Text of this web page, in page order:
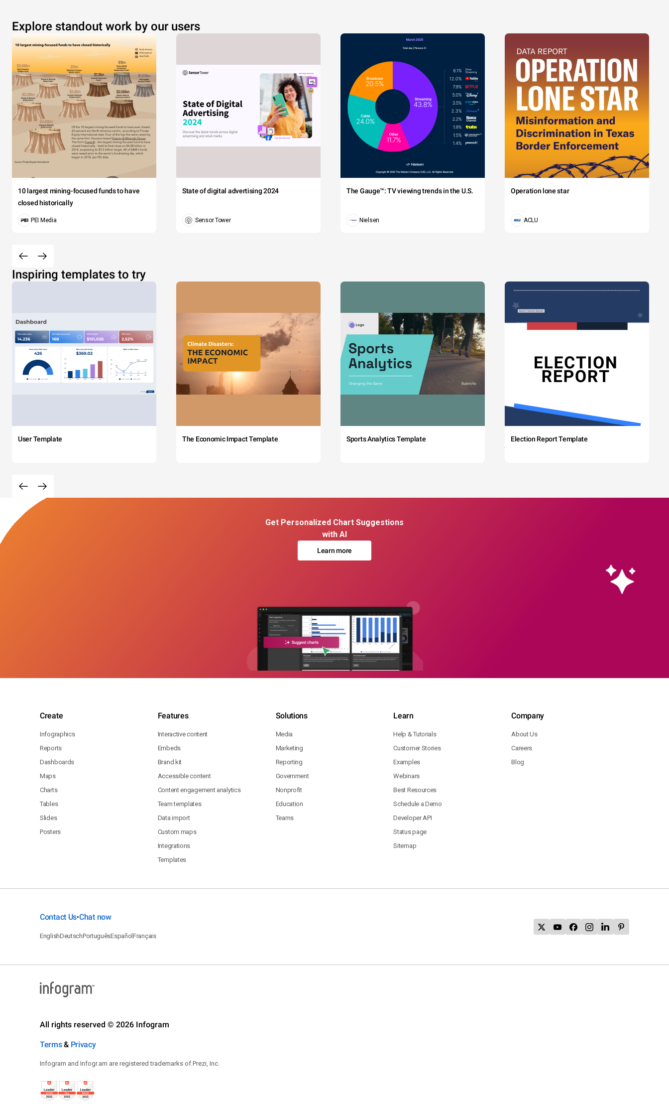
Explore standout work by our users
10 largest mining-focused funds to have
closed historically
PEI Media
State of digital advertising 2024
Sensor Tower
The Gauge™: TV viewing trends in the U.S.
Nielsen
Operation lone star
ACLU
Inspiring templates to try
User Template The Economic Impact Template Sports Analytics Template Election Report Template
Get Personalized Chart Suggestions
with AI
Learn more
Create
Infographics
Reports
Dashboards
Maps
Charts
Tables
Slides
Posters
Features
Interactive content
Embeds
Brand kit
Accessible content
Content engagement analytics
Team templates
Data import
Custom maps
Integrations
Templates
Solutions
Media
Marketing
Reporting
Government
Nonprofit
Education
Teams
Learn
Help & Tutorials
Customer Stories
Examples
Webinars
Best Resources
Schedule a Demo
Developer API
Status page
Sitemap
Company
About Us
Careers
Blog
Contact Us•Chat now
EnglishDeutschPortuguêsEspañolFrançais
All rights reserved © 2026 Infogram
Terms& Privacy
Infogram and Infogr.am are registered trademarks of Prezi, Inc.